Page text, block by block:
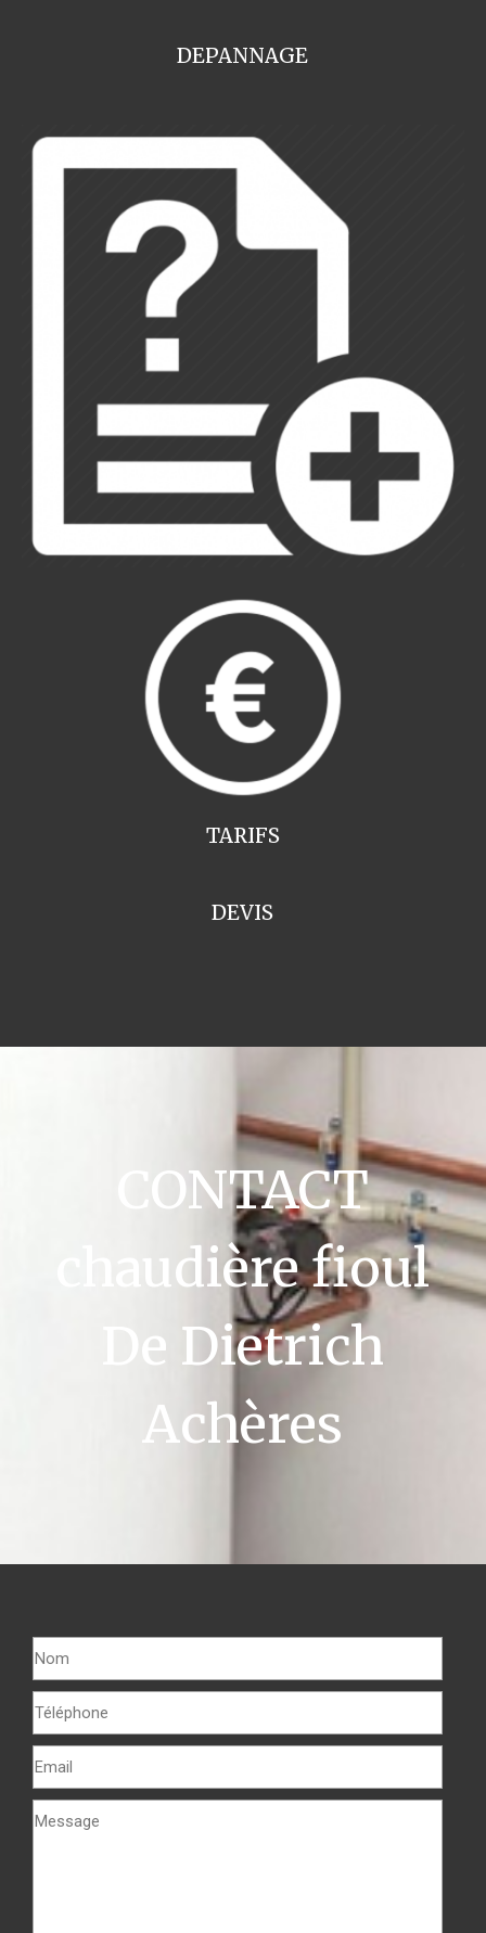
DEPANNAGE
TARIFS
DEVIS
CONTACT
chaudière fioul
De Dietrich
Achères